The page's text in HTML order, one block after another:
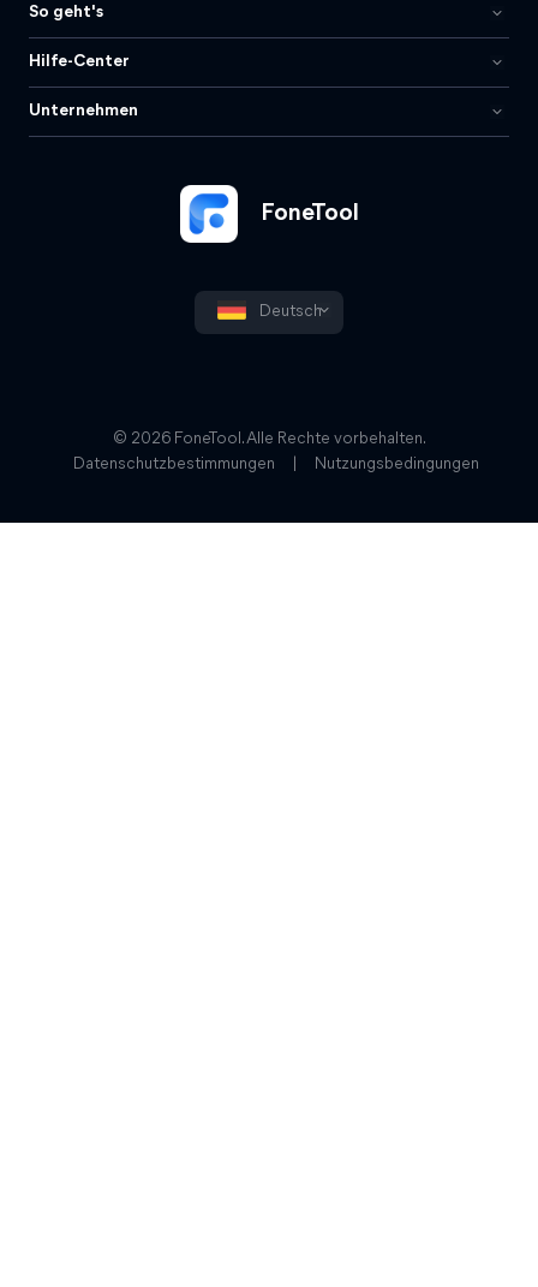
FoneTool
Deutsch
So geht's
Hilfe-Center
Unternehmen
© 2026 FoneTool. Alle Rechte vorbehalten.
Datenschutzbestimmungen
Nutzungsbedingungen